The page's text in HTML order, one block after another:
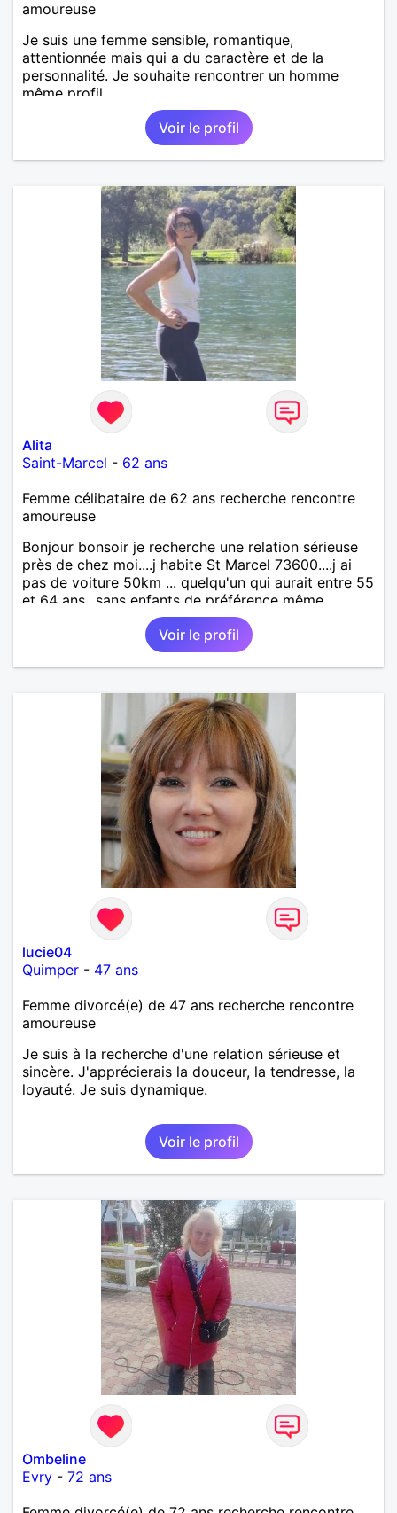
amoureuse
Je suis une femme sensible, romantique,
attentionnée mais qui a du caractère et de la
personnalité. Je souhaite rencontrer un homme
même profil.
Voir le profil
Alita
Saint-Marcel - 62 ans
Femme célibataire de 62 ans recherche rencontre
amoureuse
Bonjour bonsoir je recherche une relation sérieuse
près de chez moi....j habite St Marcel 73600....j ai
pas de voiture 50km ... quelqu'un qui aurait entre 55
et 64 ans...sans enfants de préférence même
adultes et qui n aurait garder aucun contact avec
une où plusieurs ex...si vous correspondez à ma
recherche ecrivez moi je vous répondrai...
Voir le profil
lucie04
Quimper - 47 ans
Femme divorcé(e) de 47 ans recherche rencontre
amoureuse
Je suis à la recherche d'une relation sérieuse et
sincère. J'apprécierais la douceur, la tendresse, la
loyauté. Je suis dynamique.
Voir le profil
Ombeline
Evry - 72 ans